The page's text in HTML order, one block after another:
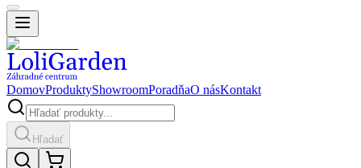
DomovProduktyShowroomPoradňaO násKontakt
Hľadať